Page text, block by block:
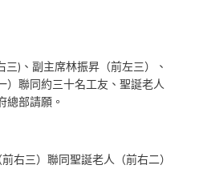
)、副主席林振昇（前左三）、
）聯同約三十名工友、聖誕老人
總部請願。
右三）聯同聖誕老人（前右二）